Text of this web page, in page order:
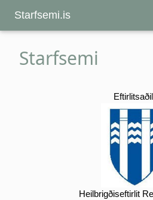
Starfsemi.is
Starfsemi
Heilbrigðiseftirlit